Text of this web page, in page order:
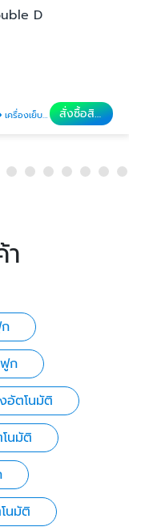
D
เครื่องเย็บกล่องลูกฟูกกึ่งอัตโนมัติ สั่งซื้อสินค้า
ก
อัตโนมัติ
นมัติ
นมัติ